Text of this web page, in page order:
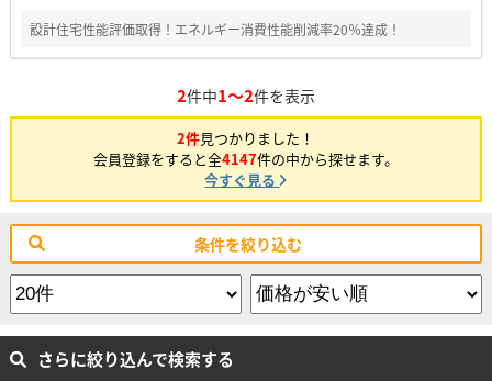
設計住宅性能評価取得！エネルギー消費性能削減率20％達成！
2件中1～2件を表示
2件見つかりました！
会員登録をすると全4147件の中から探せます。
今すぐ見る
条件を絞り込む
さらに絞り込んで検索する